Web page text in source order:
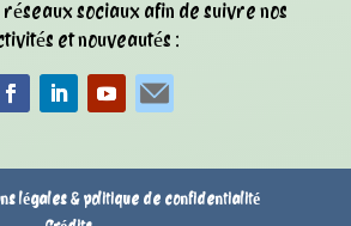
sociaux afin de suivre nos
et nouveautés :
légales & politique de confidentialité